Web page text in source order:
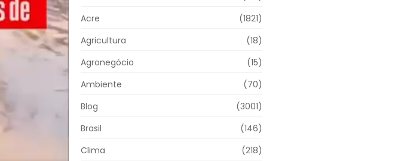
Acre
(1821)
Agricultura
(18)
Agronegócio
(15)
Ambiente
(70)
Blog
(3001)
Brasil
(146)
Clima
(218)